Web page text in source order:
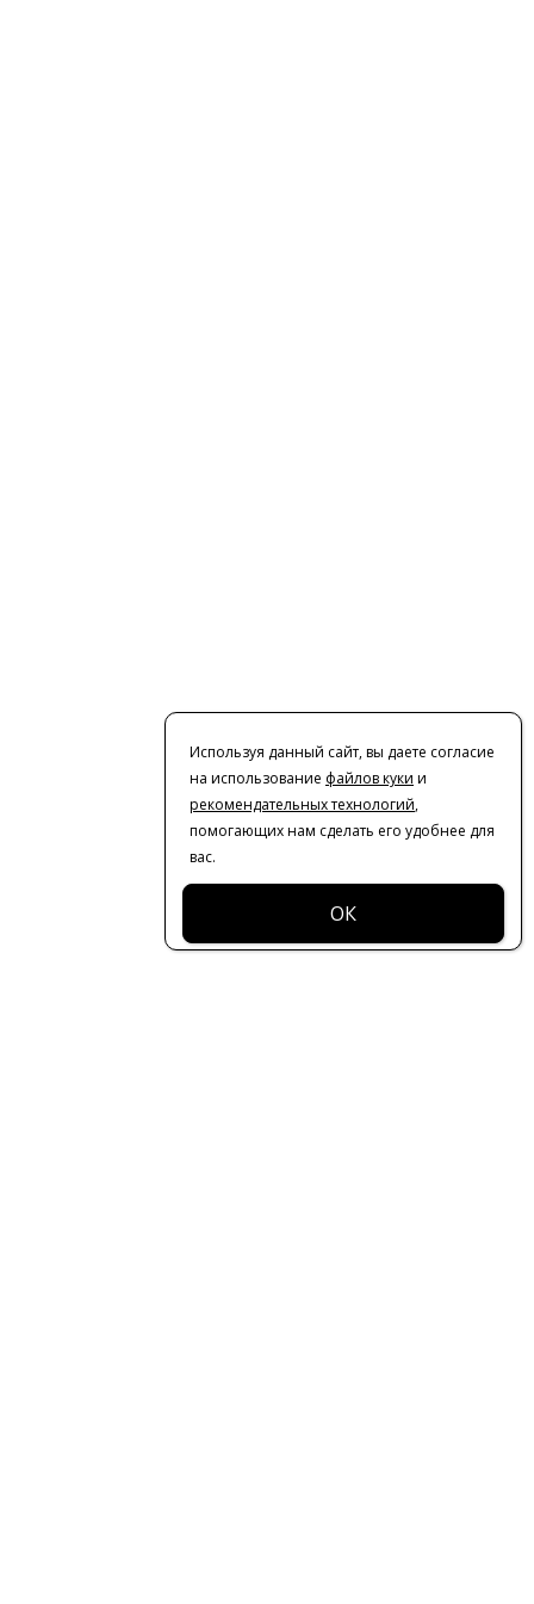
Используя данный сайт, вы даете согласие
на использование файлов куки и
рекомендательных технологий,
помогающих нам сделать его удобнее для
вас.